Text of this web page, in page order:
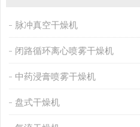
脉冲真空干燥机
闭路循环离心喷雾干燥机
中药浸膏喷雾干燥机
盘式干燥机